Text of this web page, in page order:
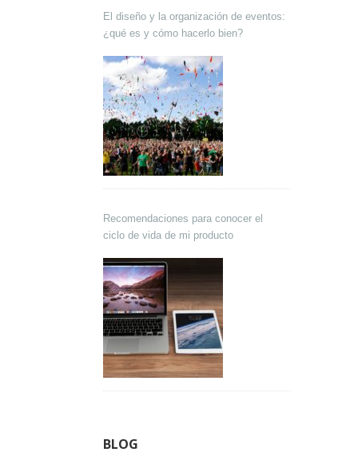
El diseño y la organización de eventos:
¿qué es y cómo hacerlo bien?
Recomendaciones para conocer el
ciclo de vida de mi producto
BLOG